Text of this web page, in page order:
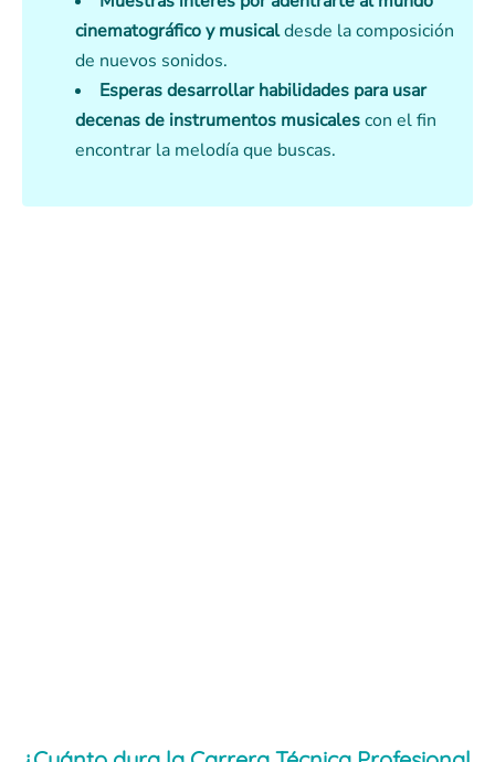
cinematográfico y musicaldesde la composición
de nuevos sonidos.
Esperas desarrollar habilidades para usar
decenas de instrumentos musicalescon el fin
encontrar la melodía que buscas.